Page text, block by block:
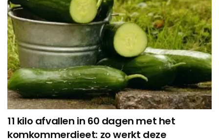
11 kilo afvallen in 60 dagen met het
komkommerdieet: zo werkt deze